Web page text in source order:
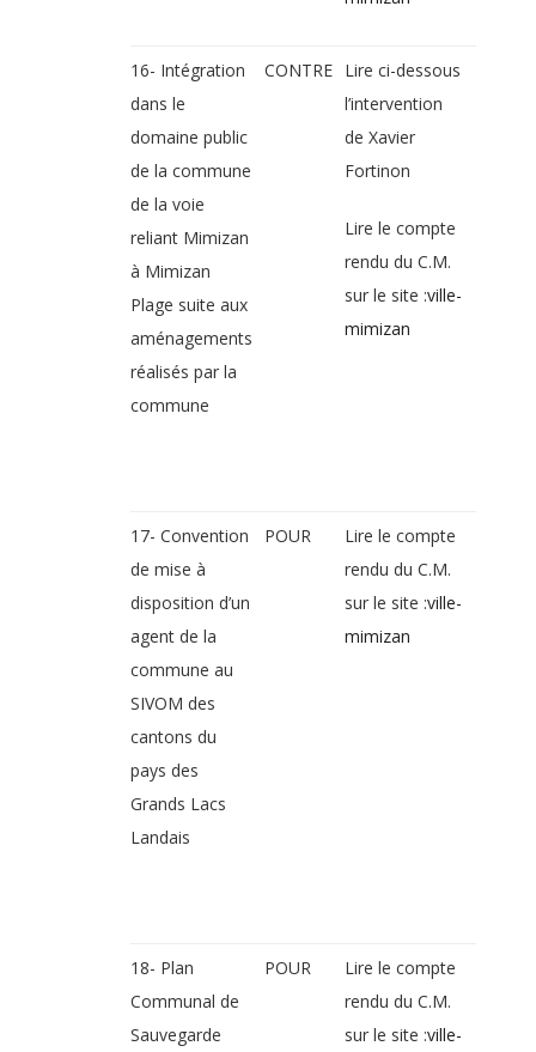
16- Intégration
dans le
domaine public
de la commune
de la voie
reliant Mimizan
à Mimizan
Plage suite aux
aménagements
réalisés par la
commune
CONTRE Lire ci-dessous
l’intervention
de Xavier
Fortinon
Lire le compte
rendu du C.M.
sur le site :ville-
mimizan
17- Convention
de mise à
disposition d’un
agent de la
commune au
SIVOM des
cantons du
pays des
Grands Lacs
Landais
POUR
Lire le compte
rendu du C.M.
sur le site :ville-
mimizan
18- Plan
Communal de
Sauvegarde
POUR
Lire le compte
rendu du C.M.
sur le site :ville-